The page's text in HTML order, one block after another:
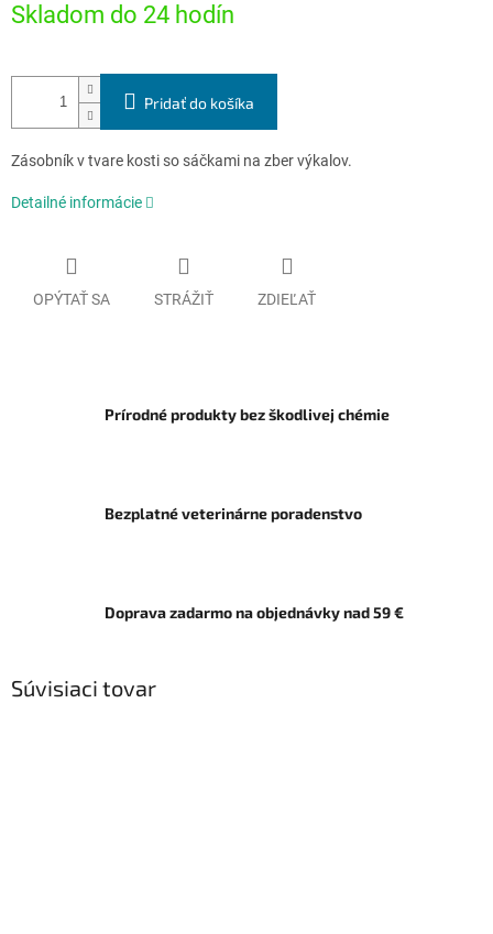
cena:
Skladom do 24 hodín
Pridať do košíka
Zásobník v tvare kosti so sáčkami na zber výkalov.
Detailné informácie
OPÝTAŤ SA STRÁŽIŤ ZDIEĽAŤ
Prírodné produkty bez škodlivej chémie
Bezplatné veterinárne poradenstvo
Doprava zadarmo na objednávky nad 59 €
Súvisiaci tovar